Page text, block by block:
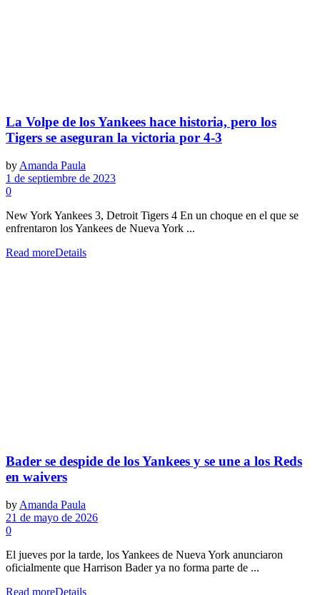
La Volpe de los Yankees hace historia, pero los
Tigers se aseguran la victoria por 4-3
by Amanda Paula
1 de septiembre de 2023
0
New York Yankees 3, Detroit Tigers 4 En un choque en el que se
enfrentaron los Yankees de Nueva York ...
Read moreDetails
Bader se despide de los Yankees y se une a los Reds
en waivers
by Amanda Paula
21 de mayo de 2026
0
El jueves por la tarde, los Yankees de Nueva York anunciaron
oficialmente que Harrison Bader ya no forma parte de ...
Read moreDetails